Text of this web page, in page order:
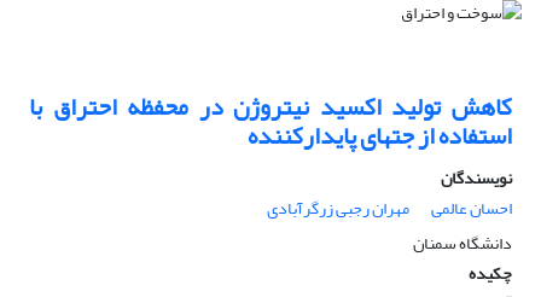
کاهش تولید اکسید نیتروژن در محفظه احتراق با
استفاده از جتهای پایدارکننده
نویسندگان
احسان عالمی
مهران رجبی زرگرآبادی
دانشگاه سمنان
چکیده